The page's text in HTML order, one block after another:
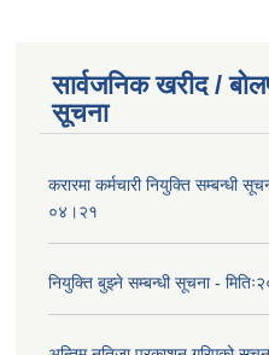
सार्वजनिक खरीद /
सूचना
करारमा कर्मचारी नियुक्ति सम्बन्धी
०४।२१
नियुक्ति बुझ्ने सम्बन्धी सूचना -